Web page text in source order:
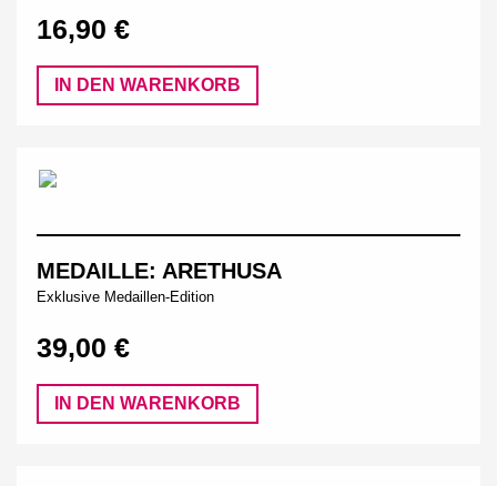
16,90 €
IN DEN WARENKORB
MEDAILLE: ARETHUSA
Exklusive Medaillen-Edition
39,00 €
IN DEN WARENKORB